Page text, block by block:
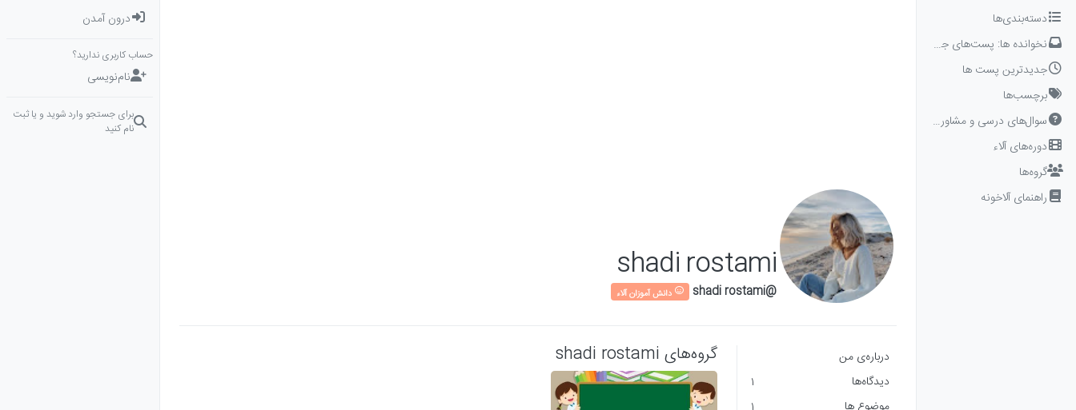
Skip to content
دسته‌بندی‌ها
نخوانده ها: پست‌های جدید برای شما
جدیدترین پست ها
برچسب‌ها
سوال‌های درسی و مشاوره‌ای
دوره‌های آلاء
گروه‌ها
راهنمای آلاخونه
shadi rostami
@shadi rostami دانش آموزان آلاء
درباره‌‌ی من
دیدگاه‌ها
1
گروه‌های shadi rostami
درون آمدن
حساب کاربری ندارید؟
نام‌نویسی
برای جستجو وارد شوید و یا ثبت
نام کنید